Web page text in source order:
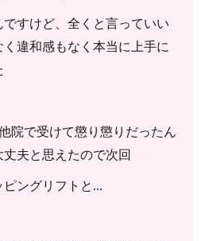
ですけど、全くと言っていい
違和感もなく本当に上手に
院で受けて懲り懲りだったん
夫と思えたので次回
ピングリフトと…